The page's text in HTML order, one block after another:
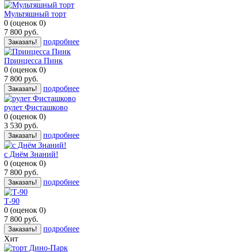
Мультяшный торт
0 (оценок 0)
7 800 руб.
Заказать! подробнее
Принцесса Пинк
0 (оценок 0)
7 800 руб.
Заказать! подробнее
рулет Фисташково
0 (оценок 0)
3 530 руб.
Заказать! подробнее
с Днём Знаний!
0 (оценок 0)
7 800 руб.
Заказать! подробнее
Т-90
0 (оценок 0)
7 800 руб.
Заказать!
подробнее
Хит